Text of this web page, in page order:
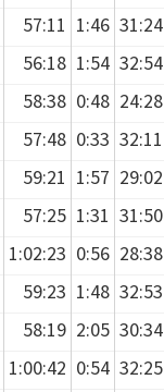
57:11 1:46 31:24
56:18 1:54 32:54
58:38 0:48 24:28
57:48 0:33 32:11
59:21 1:57 29:02
57:25 1:31 31:50
1:02:23 0:56 28:38
59:23 1:48 32:53
58:19 2:05 30:34
1:00:42 0:54 32:25